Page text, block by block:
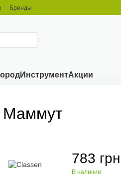
Бренды
ИнструментАкции
Маммут
783 грн
В наличии